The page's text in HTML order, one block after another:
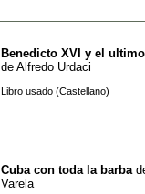
Benedicto XVI y el
de Alfredo Urdaci
Libro usado (Castellano)
Cuba con toda la barba
Varela